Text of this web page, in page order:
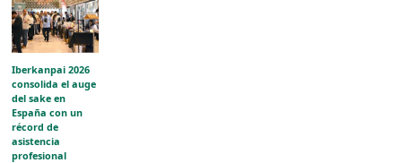
Iberkanpai 2026
consolida el auge
del sake en
España con un
récord de
asistencia
profesional